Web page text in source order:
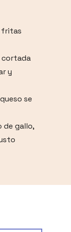
fritas
cortada
y
se
de gallo,